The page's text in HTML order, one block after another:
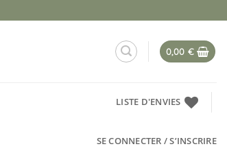
0,00 €
LISTE D'ENVIES
SE CONNECTER / S’INSCRIRE